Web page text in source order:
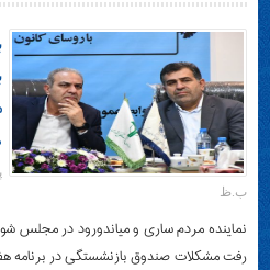
ب.ظ
نماینده مردم ساری و میاندورود در مجلس
رفت مشکلات صندوق بازنشستگی در برنامه